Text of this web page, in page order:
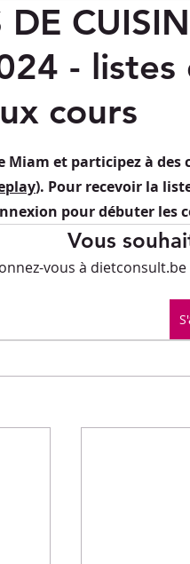
Collations
Petits-déjeuners
F.L.E.M. Repas
Divers
DE
-
cours
sur 5.
Miam et participez à
). Pour recevoir la
pour débuter les
Vous
vous à